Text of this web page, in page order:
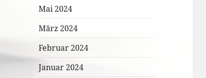
Mai 2024
März 2024
Februar 2024
Januar 2024